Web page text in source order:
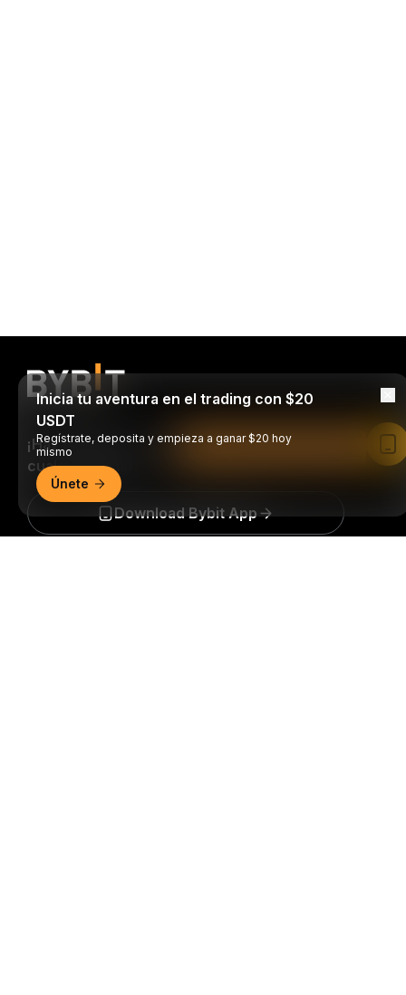
¡Haz trading en cualquier momento y en
cualquier lugar!
Download Bybit App
Inicia tu aventura en el trading con $20
USDT
Regístrate, deposita y empieza a ganar $20 hoy
mismo
Únete
Leer en la aplicación de Bybit